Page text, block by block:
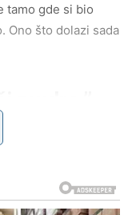
tamo gde si bio
Ono što dolazi sada
posebnu težinu.
jer istina